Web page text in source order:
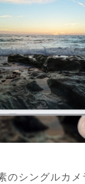
シングルカ